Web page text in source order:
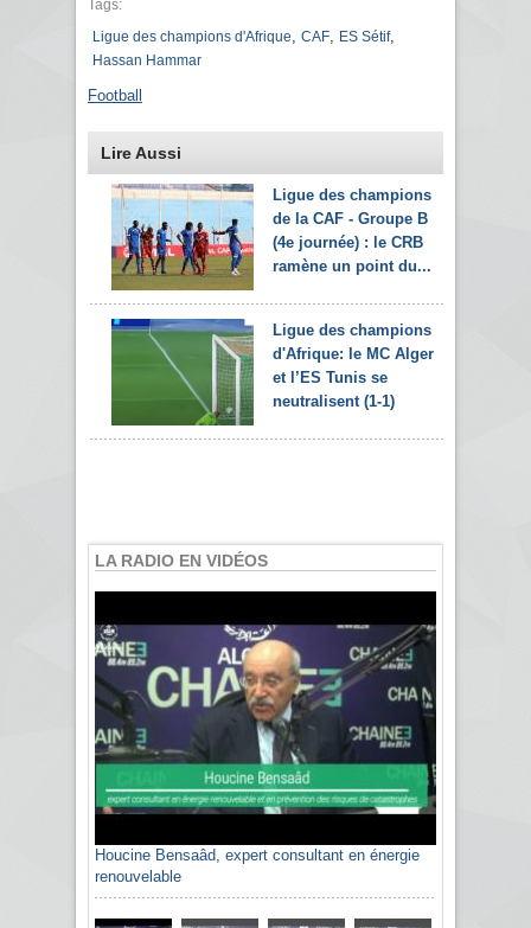
Tags:
Ligue des champions d'Afrique
CAF ES Sétif,
Hassan Hammar
Football
Lire Aussi
Ligue des champions
de la CAF - Groupe B
(4e journée) : le CRB
ramène un point du...
Ligue des champions
d'Afrique: le MC Alger
et l’ES Tunis se
neutralisent (1-1)
LA RADIO EN VIDÉOS
Houcine Bensaâd, expert consultant en énergie
renouvelable